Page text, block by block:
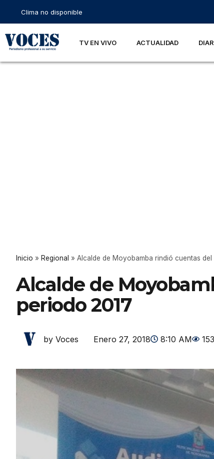
Clima no disponible
TV EN VIVO ACTUALIDAD
Inicio » Regional » Alcalde de Moyobamba rindió cuentas del
Alcalde de
periodo 2017
by Voces Enero 27, 2018 8:10 AM 153